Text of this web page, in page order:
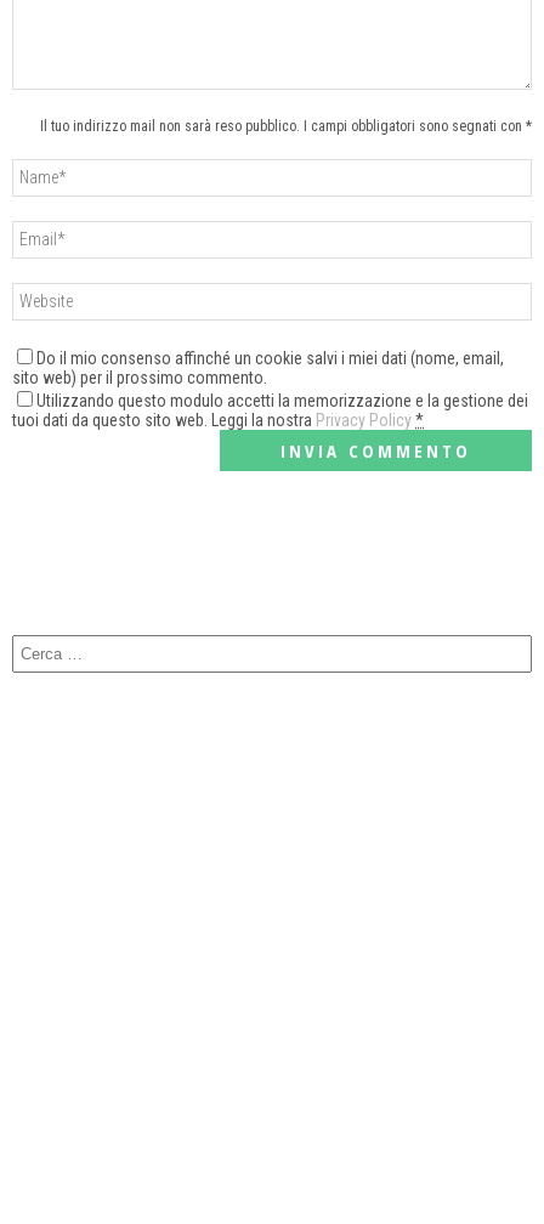
Il tuo indirizzo mail non sarà reso pubblico. I campi obbligatori sono segnati con *
Do il mio consenso affinché un cookie salvi i miei dati (nome, email,
sito web) per il prossimo commento.
Utilizzando questo modulo accetti la memorizzazione e la gestione dei
tuoi dati da questo sito web. Leggi la nostra Privacy Policy*